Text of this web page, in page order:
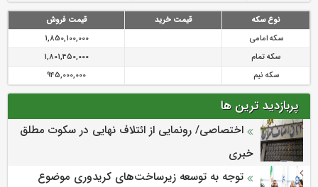
نوع سکه قیمت خرید
قیمت فروش
سکه امامی
1,850,100,000
سکه تمام
1,801,450,000
سکه نیم
945,000,000
پربازدید ترین ها
اختصاصی/ رونمایی از ائتلاف‌ نهایی در سکوت مطلق
خبری
توجه به توسعه زیرساخت‌های کریدوری موضوع